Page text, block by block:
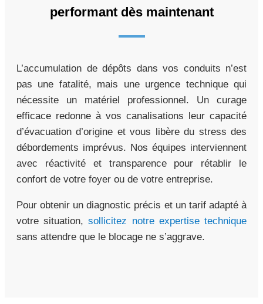
performant dès maintenant
L’accumulation de dépôts dans vos conduits n’est
pas une fatalité, mais une urgence technique qui
nécessite un matériel professionnel. Un curage
efficace redonne à vos canalisations leur capacité
d’évacuation d’origine et vous libère du stress des
débordements imprévus. Nos équipes interviennent
avec réactivité et transparence pour rétablir le
confort de votre foyer ou de votre entreprise.
Pour obtenir un diagnostic précis et un tarif adapté à
votre situation,sollicitez notre expertise technique
sans attendre que le blocage ne s’aggrave.